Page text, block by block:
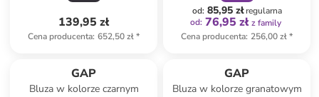
139,95 zł
Cena producenta: 652,50 zł*
od: 85,95 złregularna
od: 76,95 zł z family
Cena producenta: 256,00 zł*
GAP
Bluza w kolorze czarnym
GAP
Bluza w kolorze granatowym